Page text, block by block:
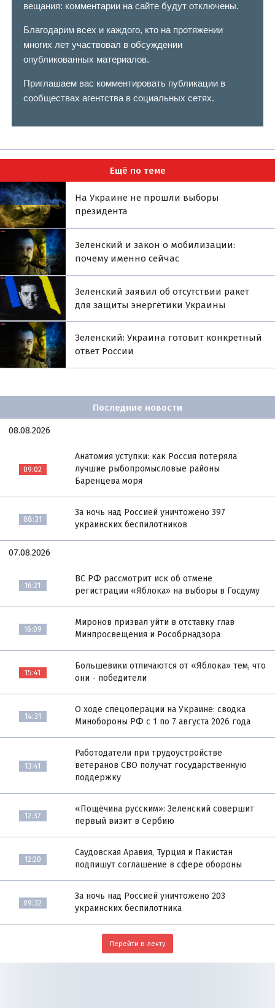
вещания: комментарии на сайте будут отключены.
Благодарим всех и каждого, кто на протяжении
многих лет участвовал в обсуждении
опубликованных материалов.
Приглашаем вас комментировать публикации в
сообществах агентства в социальных сетях.
Ещё по теме
На Украине не прошли выборы
президента
Зеленский и закон о мобилизации:
почему именно сейчас
Зеленский заявил об отсутствии ракет
для защиты энергетики Украины
Зеленский: Украина готовит конкретный
ответ России
Последние новости
08.08.2026
09:02
Анатомия уступки: как Россия потеряла
лучшие рыбопромысловые районы
Баренцева моря
08:31
За ночь над Россией уничтожено 397
украинских беспилотников
07.08.2026
16:21
ВС РФ рассмотрит иск об отмене
регистрации «Яблока» на выборы в Госдуму
16:09
Миронов призвал уйти в отставку глав
Минпросвещения и Рособрнадзора
15:41
Большевики отличаются от «Яблока» тем, что
они - победители
14:31
О ходе спецоперации на Украине: сводка
Минобороны РФ с 1 по 7 августа 2026 года
13:41
Работодатели при трудоустройстве
ветеранов СВО получат государственную
поддержку
12:37
«Пощёчина русским»: Зеленский совершит
первый визит в Сербию
12:20
Саудовская Аравия, Турция и Пакистан
подпишут соглашение в сфере обороны
09:32
За ночь над Россией уничтожено 203
украинских беспилотника
Перейти в ленту